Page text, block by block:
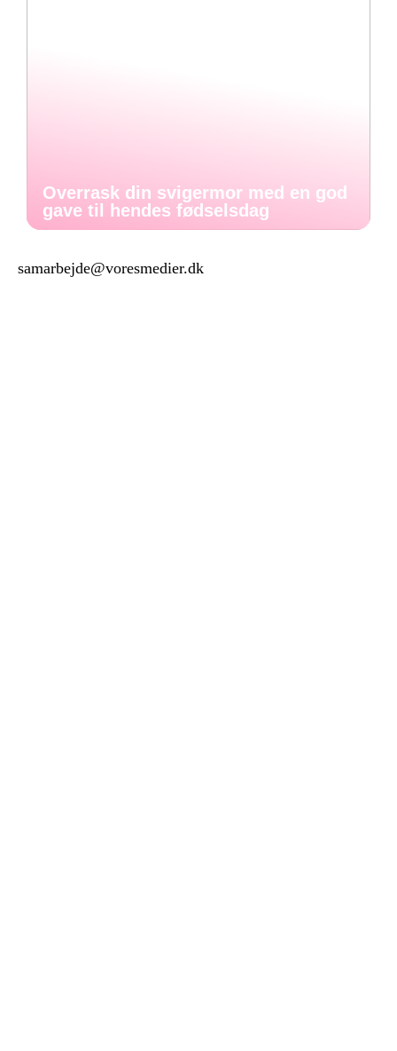
Overrask din svigermor med en god
gave til hendes fødselsdag
samarbejde@voresmedier.dk